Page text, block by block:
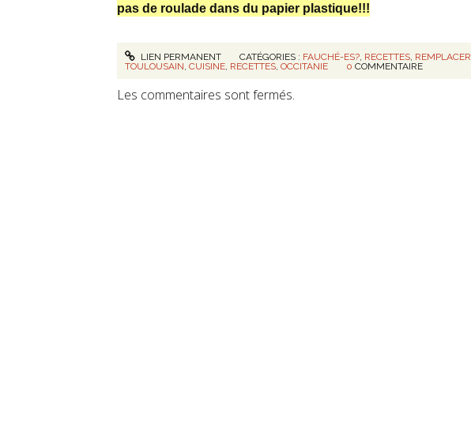
pas de roulade dans du papier plastique!!!
LIEN PERMANENT CATÉGORIES : FAUCHÉ-ES?, RECETTES, REMPLACER
TOULOUSAIN, CUISINE, RECETTES, OCCITANIE 0 COMMENTAIRE
Les commentaires sont fermés.